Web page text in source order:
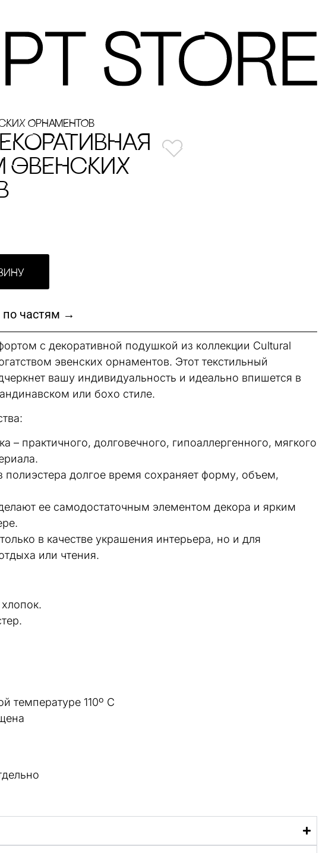
ОРНАМЕНТОВ
ЭВЕНсКИХ
по частям →
с декоративной подушкой из коллекции Cultural
эвенских орнаментов. Этот текстильный
вашу индивидуальность и идеально впишется в
или бохо стиле.
– практичного, долговечного, гипоаллергенного, мягкого
полиэстера долгое время сохраняет форму, объем,
ее самодостаточным элементом декора и ярким
в качестве украшения интерьера, но и для
или чтения.
температуре 110º C